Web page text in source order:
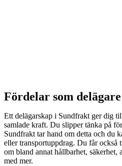
Fördelar som delägare
Ett delägarskap i Sundfrakt ger dig
samlade kraft. Du slipper tänka på
Sundfrakt tar hand om detta och du
eller transportuppdrag. Du får också
om bland annat hållbarhet,
med mer.